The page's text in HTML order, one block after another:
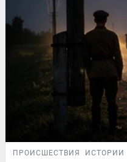
ПРОИСШЕСТВИЯ ИСТОРИИ